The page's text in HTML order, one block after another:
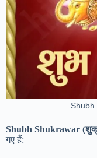
Shubh Shukrawar
गए हैं: